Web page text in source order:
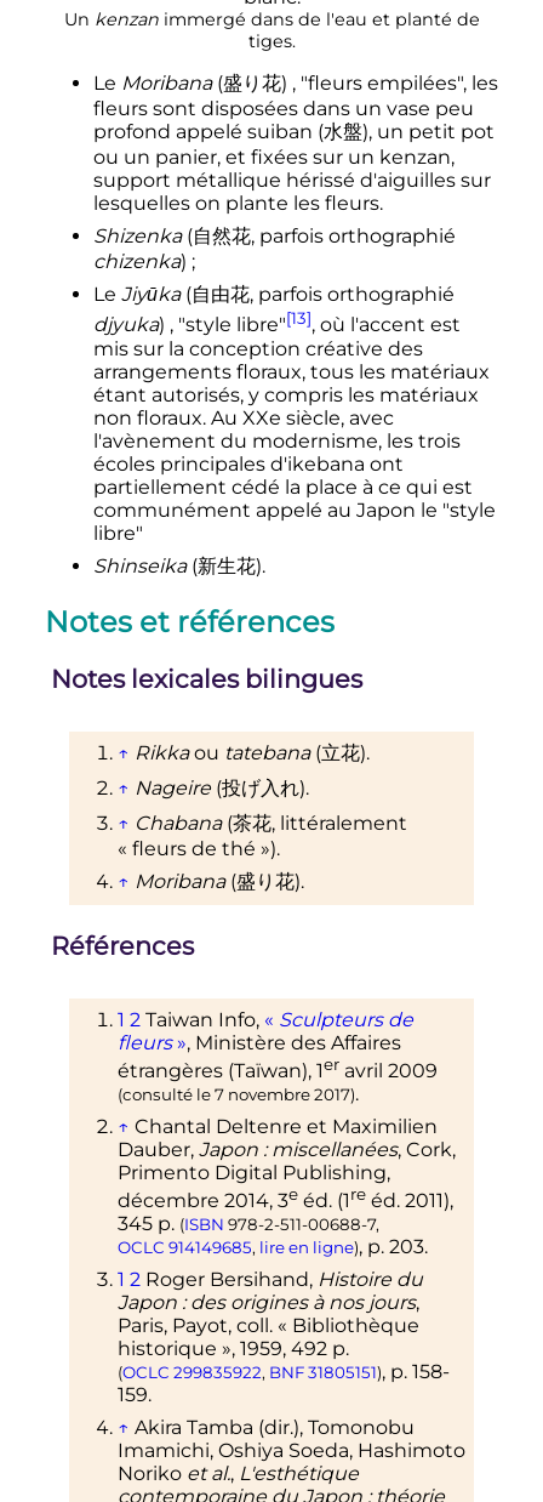
Un kenzanimmergé dans de l'eau et planté de
tiges.
Le Moribana (盛り花) , "fleurs empilées", les
fleurs sont disposées dans un vase peu
profond appelé suiban (水盤), un petit pot
ou un panier, et fixées sur un kenzan,
support métallique hérissé d'aiguilles sur
lesquelles on plante les fleurs.
Shizenka (自然花, parfois orthographié
chizenka) ;
Le Jiyūka (自由花, parfois orthographié
djyuka) , "style libre"[13], où l'accent est
mis sur la conception créative des
arrangements floraux, tous les matériaux
étant autorisés, y compris les matériaux
non floraux. Au XXe siècle, avec
l'avènement du modernisme, les trois
écoles principales d'ikebana ont
partiellement cédé la place à ce qui est
communément appelé au Japon le "style
libre"
Shinseika (新生花).
Notes et références
Notes lexicales bilingues
↑ Rikkaou tatebana (立花).
↑ Nageire (投げ入れ).
↑ Chabana (茶花, littéralement
« fleurs de thé »).
↑ Moribana (盛り花).
Références
1 2 Taiwan Info, « Sculpteurs de
fleurs », Ministère des Affaires
étrangères (Taïwan), 1eravril 2009
(consulté le7 novembre 2017).
↑ Chantal Deltenre et Maximilien
Dauber, Japon : miscellanées, Cork,
Primento Digital Publishing,
décembre 2014, 3e éd.(1re éd.2011),
345 p. (ISBN 978-2-511-00688-7,
OCLC 914149685, lire en ligne), p. 203.
1 2 Roger Bersihand, Histoire du
Japon : des origines à nos jours,
Paris, Payot, coll. « Bibliothèque
historique », 1959, 492 p.
(OCLC 299835922, BNF 31805151), p. 158-
159.
↑ Akira Tamba (dir.), Tomonobu
Imamichi, Oshiya Soeda, Hashimoto
Noriko et al., L'esthétique
contemporaine du Japon : théorie